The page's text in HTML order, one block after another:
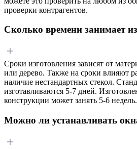
проверки контрагентов.
Сколько времени занимает
Сроки изготовления зависят от
или дерево. Также на сроки влияют
наличие нестандартных стекол.
изготавливаются 5-7 дней.
конструкции может занять 5-6 недель.
Можно ли устанавливать